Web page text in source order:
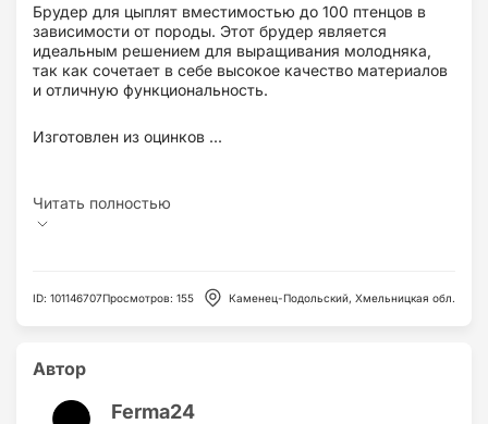
Брудер для цыплят вместимостью до 100 птенцов в
зависимости от породы. Этот брудер является
идеальным решением для выращивания молодняка,
так как сочетает в себе высокое качество материалов
и отличную функциональность.
Изготовлен из оцинков ...
ID: 101146707Просмотров: 155 Каменец-Подольский, Хмельницкая обл.
Автор
Ferma24